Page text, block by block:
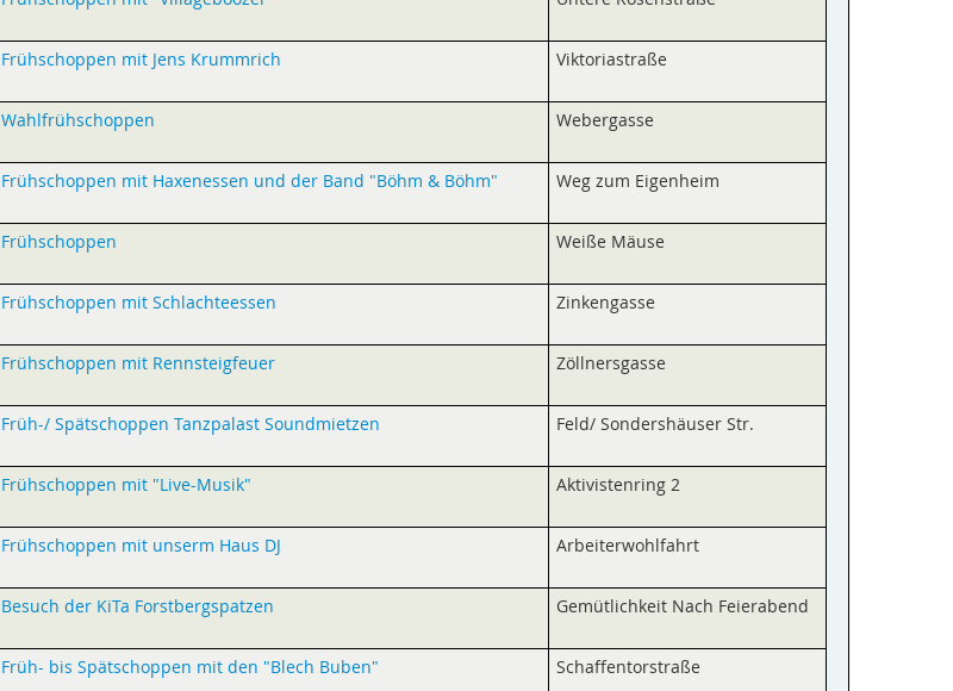
Frühschoppen mit Jens Krummrich Viktoriastraße
Wahlfrühschoppen Webergasse
Frühschoppen mit Haxenessen und der Band "Böhm & Böhm" Weg zum Eigenheim
Frühschoppen Weiße Mäuse
Frühschoppen mit Schlachteessen Zinkengasse
Frühschoppen mit Rennsteigfeuer Zöllnersgasse
Früh-/ Spätschoppen Tanzpalast Soundmietzen Feld/ Sonders­häuser Str.
Frühschoppen mit "Live-Musik" Aktivistenring 2
Frühschoppen mit unserm Haus DJ Arbeiter­wohlfahrt
Besuch der KiTa Forstbergspatzen Gemütlichkeit Nach Feierabend
Früh- bis Spätschoppen mit den "Blech Buben" Schaffentor­straße